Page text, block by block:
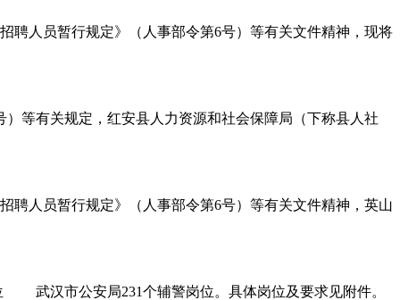
人员暂行规定》（人事部令第6号）等有关文件精神，现将
等有关规定，红安县人力资源和社会保障局（下称县人社
人员暂行规定》（人事部令第6号）等有关文件精神，英山
汉市公安局231个辅警岗位。具体岗位及要求见附件。